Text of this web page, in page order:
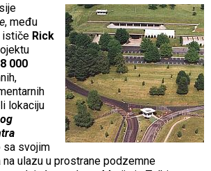
, među
ističe Rick
000
lokaciju
sa svojim
ulazu u prostrane podzemne